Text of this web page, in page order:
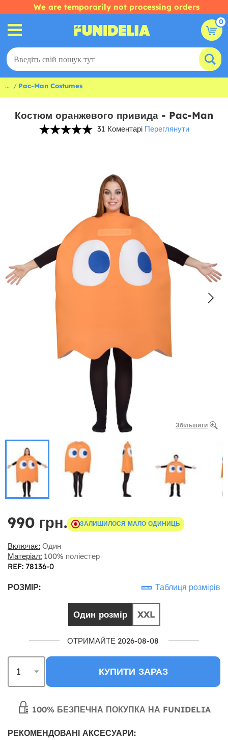
We are temporarily not processing orders
0
... Pac-Man Costumes
Костюм оранжевого привида - Pac-Man
31 Коментарі Переглянути
Збільшити
990 грн. ЗАЛИШИЛОСЯ МАЛО ОДИНИЦЬ
Включає: Один
Матеріал: 100% поліестер
REF: 78136-0
РОЗМІР: Таблиця розмірів
Один розмір XXL
ОТРИМАЙТЕ 2026-08-08
КУПИТИ ЗАРАЗ
100% БЕЗПЕЧНА ПОКУПКА НА FUNIDELIA
РЕКОМЕНДОВАНІ АКСЕСУАРИ: